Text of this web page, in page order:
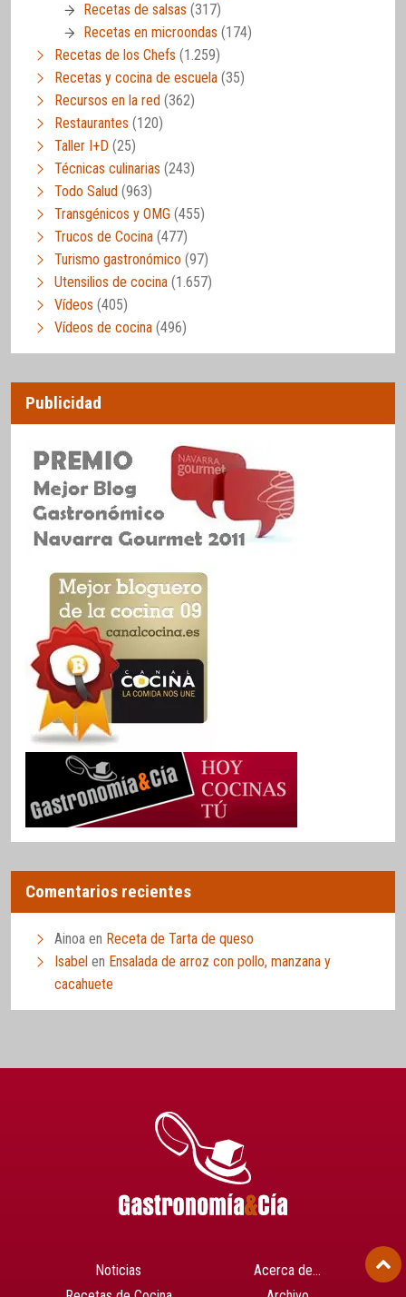
Recetas de salsas (317)
Recetas en microondas (174)
Recetas de los Chefs (1.259)
Recetas y cocina de escuela (35)
Recursos en la red (362)
Restaurantes (120)
Taller I+D (25)
Técnicas culinarias (243)
Todo Salud (963)
Transgénicos y OMG (455)
Trucos de Cocina (477)
Turismo gastronómico (97)
Utensilios de cocina (1.657)
Vídeos (405)
Vídeos de cocina (496)
Publicidad
Comentarios recientes
Ainoa en Receta de Tarta de queso
Isabel en Ensalada de arroz con pollo, manzana y
cacahuete
Noticias
Acerca de…